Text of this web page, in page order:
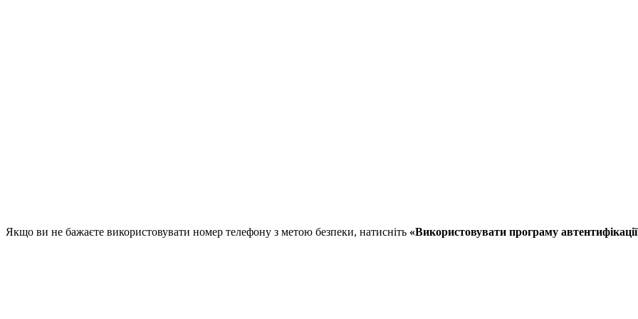
Якщо ви не бажаєте використовувати номер телефону з метою безпеки, натисніть «Використовувати програму